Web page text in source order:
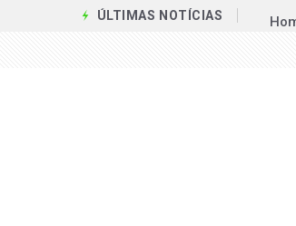
ÚLTIMAS NOTÍCIAS